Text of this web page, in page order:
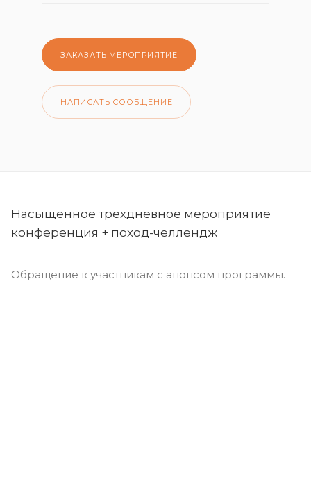
ЗАКАЗАТЬ МЕРОПРИЯТИЕ
НАПИСАТЬ СООБЩЕНИЕ
Насыщенное трехдневное мероприятие
конференция + поход-челлендж
Обращение к участникам с анонсом программы.